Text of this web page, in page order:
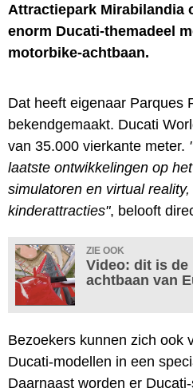
Attractiepark Mirabilandia
enorm Ducati-themadeel
motorbike-achtbaan.
Dat heeft eigenaar Parques
bekendgemaakt. Ducati
van 35.000 vierkante meter.
laatste ontwikkelingen op
simulatoren en virtual
kinderattracties", belooft
ZIE OOK
Video: dit is de
achtbaan van
Bezoekers kunnen zich ook
Ducati-modellen in een
Daarnaast worden er